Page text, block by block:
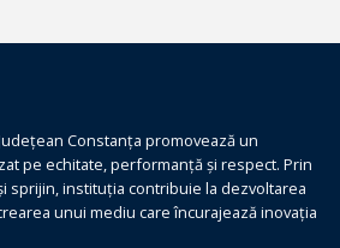
Constanța promovează un
pe echitate, performanță și respect. Prin
sprijin, instituția contribuie la dezvoltarea
unui mediu care încurajează inovația